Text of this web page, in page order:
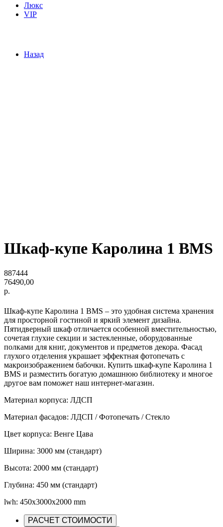
Люкс
VIP
Назад
Шкаф-купе Каролина 1 BMS
887444
76490,00
р.
Шкаф-купе Каролина 1 BMS – это удобная система хранения
для просторной гостиной и яркий элемент дизайна.
Пятидверный шкаф отличается особенной вместительностью,
сочетая глухие секции и застекленные, оборудованные
полками для книг, документов и предметов декора. Фасад
глухого отделения украшает эффектная фотопечать с
макроизображением бабочки. Купить шкаф-купе Каролина 1
BMS и разместить богатую домашнюю библиотеку и многое
другое вам поможет наш интернет-магазин.
Материал корпуса: ЛДСП
Материал фасадов: ЛДСП / Фотопечать / Стекло
Цвет корпуса: Венге Цава
Ширина: 3000 мм (стандарт)
Высота: 2000 мм (стандарт)
Глубина: 450 мм (стандарт)
lwh: 450x3000x2000 mm
РАСЧЕТ СТОИМОСТИ